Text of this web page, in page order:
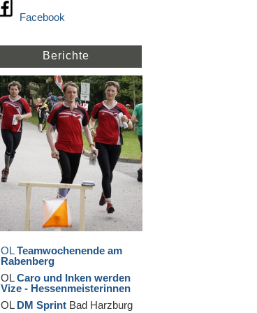
Facebook
Berichte
OLTeamwochenende am
Rabenberg
OLCaro und Inken werden
Vize - Hessenmeisterinnen
OL DM Sprint Bad Harzburg